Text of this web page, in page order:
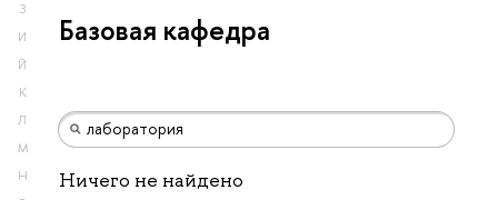
З
И
Й
К
Л
М
Н
Базовая кафедра
Ничего не найдено